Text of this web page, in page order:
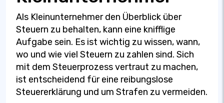
Als Kleinunternehmer den Überblick über
Steuern zu behalten, kann eine knifflige
Aufgabe sein. Es ist wichtig zu wissen, wann,
wo und wie viel Steuern zu zahlen sind. Sich
mit dem Steuerprozess vertraut zu machen,
ist entscheidend für eine reibungslose
Steuererklärung und um Strafen zu vermeiden.